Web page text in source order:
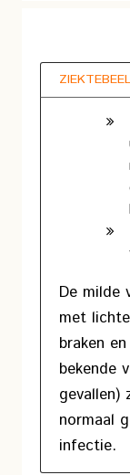
De milde
met
braken
bekende
gevallen)
normaal
infectie.